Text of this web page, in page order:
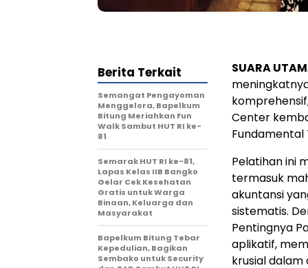
SUARA
Center
Fundamental
Pelatihan ini
termasuk
akuntansi
sistematis.
Pentingnya
aplikatif,
krusial dalam
Berita Terkait
Semangat Pengayoman
Menggelora, Bapelkum
Bitung Meriahkan Fun
Walk Sambut HUT RI ke-
81
Semarak HUT RI ke-81,
Lapas Kelas IIB Bangko
Gelar Cek Kesehatan
Gratis untuk Warga
Binaan, Keluarga dan
Masyarakat
Bapelkum Bitung Tebar
Kepedulian, Bagikan
Sembako untuk Security